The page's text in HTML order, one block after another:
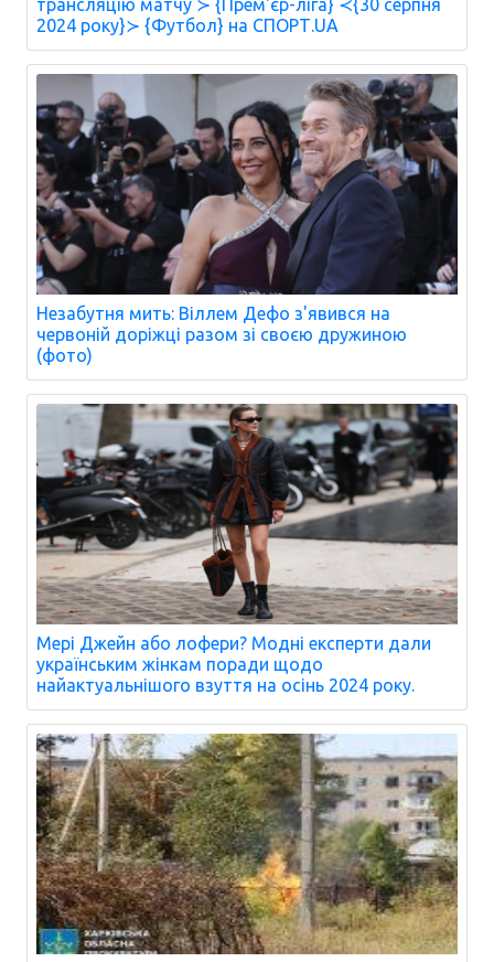
трансляцію матчу ≻ {Прем'єр-ліга} ≺{30 серпня
2024 року}≻ {Футбол} на СПОРТ.UA
Незабутня мить: Віллем Дефо з'явився на
червоній доріжці разом зі своєю дружиною
(фото)
Мері Джейн або лофери? Модні експерти дали
українським жінкам поради щодо
найактуальнішого взуття на осінь 2024 року.